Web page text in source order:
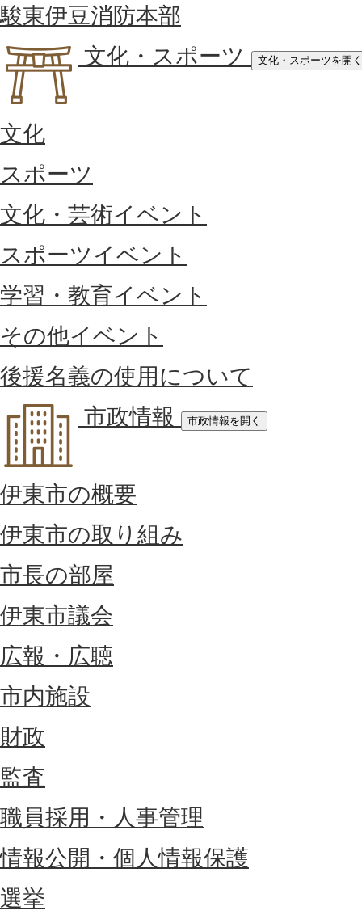
駿東伊豆消防本部
文化・スポーツ
文化・スポーツを開く
文化
スポーツ
文化・芸術イベント
スポーツイベント
学習・教育イベント
その他イベント
後援名義の使用について
市政情報
市政情報を開く
伊東市の概要
伊東市の取り組み
市長の部屋
伊東市議会
広報・広聴
市内施設
財政
監査
職員採用・人事管理
情報公開・個人情報保護
選挙